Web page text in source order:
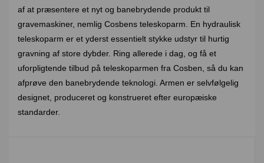
af at præsentere et nyt og banebrydende produkt til
gravemaskiner, nemlig Cosbens teleskoparm. En hydraulisk
teleskoparm er et yderst essentielt stykke udstyr til hurtig
gravning af store dybder. Ring allerede i dag, og få et
uforpligtende tilbud på teleskoparmen fra Cosben, så du kan
afprøve den banebrydende teknologi. Armen er selvfølgelig
designet, produceret og konstrueret efter europæiske
standarder.